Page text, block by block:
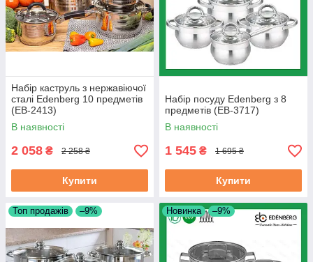
Набір каструль з нержавіючої
сталі Edenberg 10 предметів
(EB-2413)
В наявності
2 058 ₴ 2 258 ₴
Купити
Набір посуду Edenberg з 8
предметів (EB-3717)
В наявності
1 545 ₴ 1 695 ₴
Купити
Топ продажів –9% Новинка –9%